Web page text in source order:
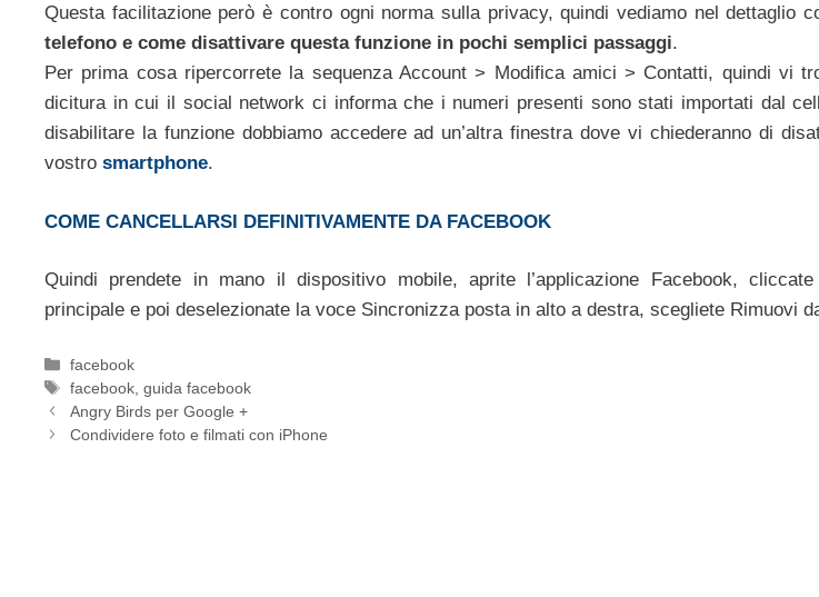
Questa facilitazione però è contro ogni norma sulla privacy, quindi vediamo nel dettaglio
telefono e come disattivare questa funzione in pochi semplici passaggi.
Per prima cosa ripercorrete la sequenza Account > Modifica amici > Contatti, quindi vi
dicitura in cui il social network ci informa che i numeri presenti sono stati importati dal
disabilitare la funzione dobbiamo accedere ad un’altra finestra dove vi chiederanno di
vostro smartphone.
COME CANCELLARSI DEFINITIVAMENTE DA FACEBOOK
Quindi prendete in mano il dispositivo mobile, aprite l’applicazione Facebook,
principale e poi deselezionate la voce Sincronizza posta in alto a destra, scegliete Rimuovi
Categorie
facebook
Tag
facebook ,guida facebook
Angry Birds per Google +
Condividere foto e filmati con iPhone